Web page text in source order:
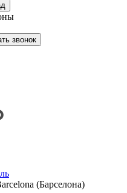
звонок
(Барселона)